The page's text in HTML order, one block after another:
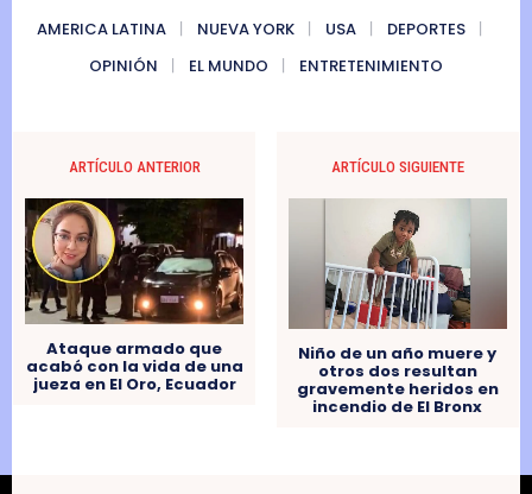
AMERICA LATINA NUEVA YORK USA
DEPORTES
OPINIÓN
EL MUNDO ENTRETENIMIENTO
ARTÍCULO ANTERIOR
Ataque armado que
acabó con la vida de una
jueza en El Oro, Ecuador
ARTÍCULO SIGUIENTE
Niño de un año muere y
otros dos resultan
gravemente heridos en
incendio de El Bronx